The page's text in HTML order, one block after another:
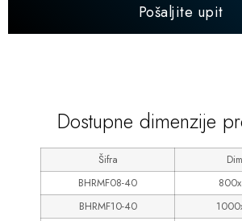
Pošaljite upit
Dostupne dimenzije
Šifra
BHRMF08-40
BHRMF10-40